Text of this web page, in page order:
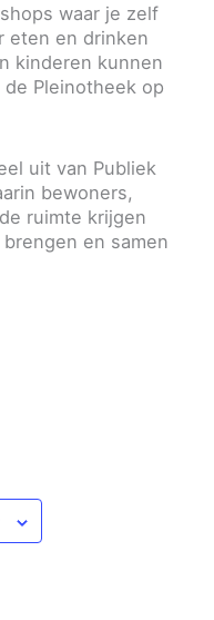
waar je zelf
eten en drinken
kinderen kunnen
Pleinotheek op
uit van Publiek
bewoners,
ruimte krijgen
en samen